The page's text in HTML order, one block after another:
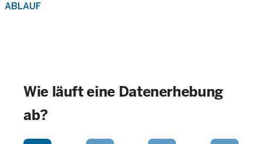
ABLAUF
Wie läuft eine Datenerhebung
ab?